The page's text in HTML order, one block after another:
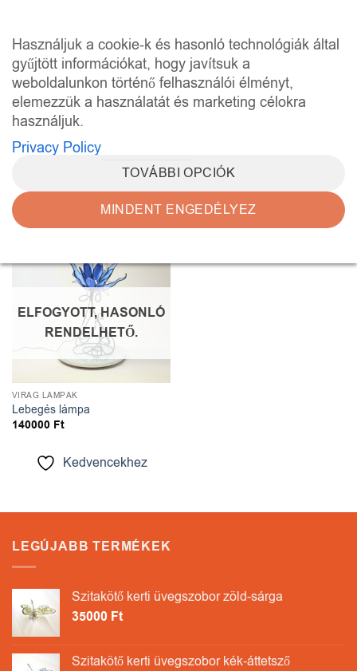
Használjuk a cookie-k és hasonló technológiák által
gyűjtött információkat, hogy javítsuk a
weboldalunkon történő felhasználói élményt,
elemezzük a használatát és marketing célokra
használjuk.
Privacy Policy
TOVÁBBI OPCIÓK
MINDENT ENGEDÉLYEZ
content
KEZDŐLAP / “ÜVEG DESIGN LÁMPA” CÍMKÉVEL
RENDELKEZŐ TERMÉKEK
Kedvencekhez
ELFOGYOTT, HASONLÓ
RENDELHETŐ.
VIRÁG LÁMPÁK
Lebegés lámpa
140000 Ft
Kedvencekhez
LEGÚJABB TERMÉKEK
Szitakötő kerti üvegszobor zöld-sárga
35000 Ft
Szitakötő kerti üvegszobor kék-áttetsző